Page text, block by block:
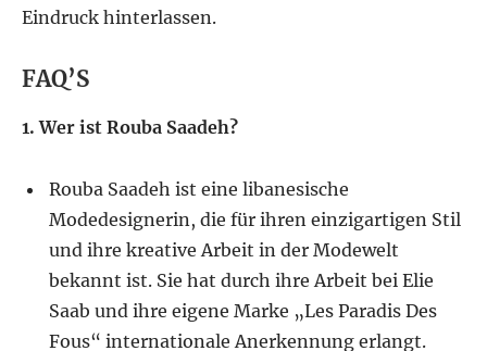
Eindruck hinterlassen.
FAQ’S
1. Wer ist Rouba Saadeh?
Rouba Saadeh ist eine libanesische
Modedesignerin, die für ihren einzigartigen Stil
und ihre kreative Arbeit in der Modewelt
bekannt ist. Sie hat durch ihre Arbeit bei Elie
Saab und ihre eigene Marke „Les Paradis Des
Fous“ internationale Anerkennung erlangt.